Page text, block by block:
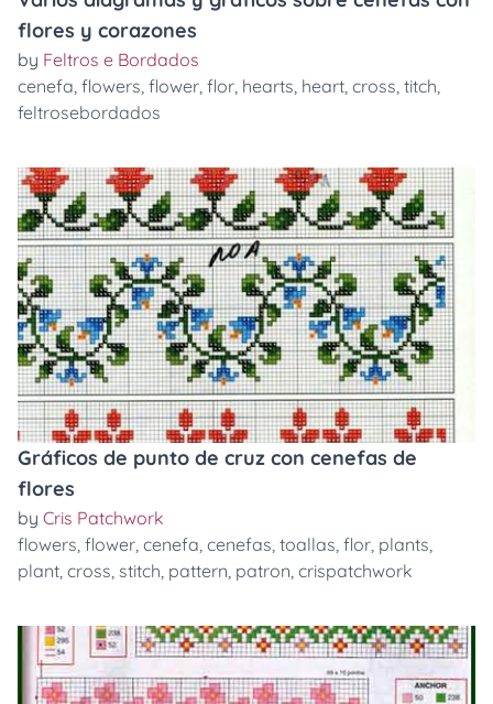
flores y corazones
by Feltros e Bordados
cenefa, flowers, flower, flor, hearts, heart, cross, titch,
feltrosebordados
Gráficos de punto de cruz con cenefas de
flores
by Cris Patchwork
flowers, flower, cenefa, cenefas, toallas, flor, plants,
plant, cross, stitch, pattern, patron, crispatchwork